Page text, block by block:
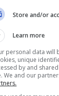
by Alessandro
Store and/or
Learn more
personal data will
unique
by and
We and our